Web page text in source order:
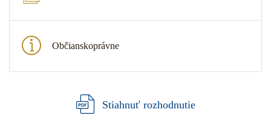
Občianskoprávne
Stiahnuť rozhodnutie